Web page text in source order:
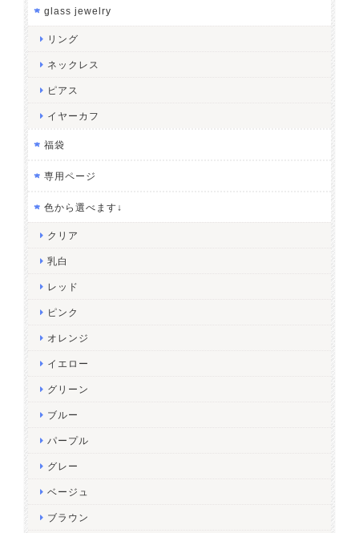
glass jewelry
リング
ネックレス
ピアス
イヤーカフ
福袋
専用ページ
色から選べます↓
クリア
乳白
レッド
ピンク
オレンジ
イエロー
グリーン
ブルー
パープル
グレー
ベージュ
ブラウン